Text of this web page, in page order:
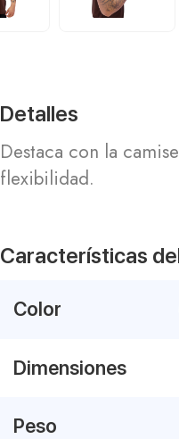
Detalles
Destaca con la
flexibilidad.
Características
Color
Dimensiones
Peso